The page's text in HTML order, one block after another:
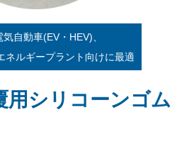
気自動車(EV・HEV)、
ネルギープラント向けに最適
用シリコーンゴム